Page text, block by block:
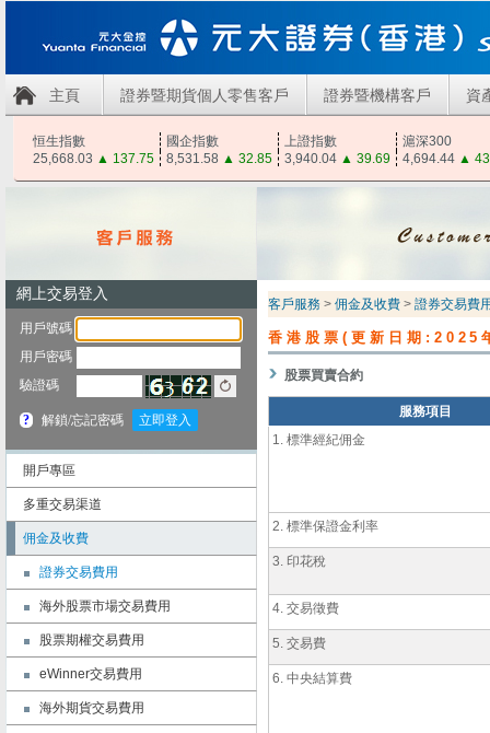
主頁 證券暨期貨個人零售客戶 證券暨機構客戶 資
恒生指數 國企指數 上證指數
滬深300
25,668.03 ▲ 137.75 8,531.58 ▲ 32.85 3,940.04 ▲ 39.69 4,694.44 ▲
開戶專區
多重交易渠道
佣金及收費
證券交易費用
海外股票市場交易費用
股票期權交易費用
eWinner交易費用
海外期貨交易費用
客戶服務 > 佣金及收費 > 證券交易費
香港股票(更新日期:2025
股票買賣合約
服務項目
1. 標準經紀佣金
2. 標準保證金利率
3. 印花稅
4. 交易徵費
5. 交易費
6. 中央結算費